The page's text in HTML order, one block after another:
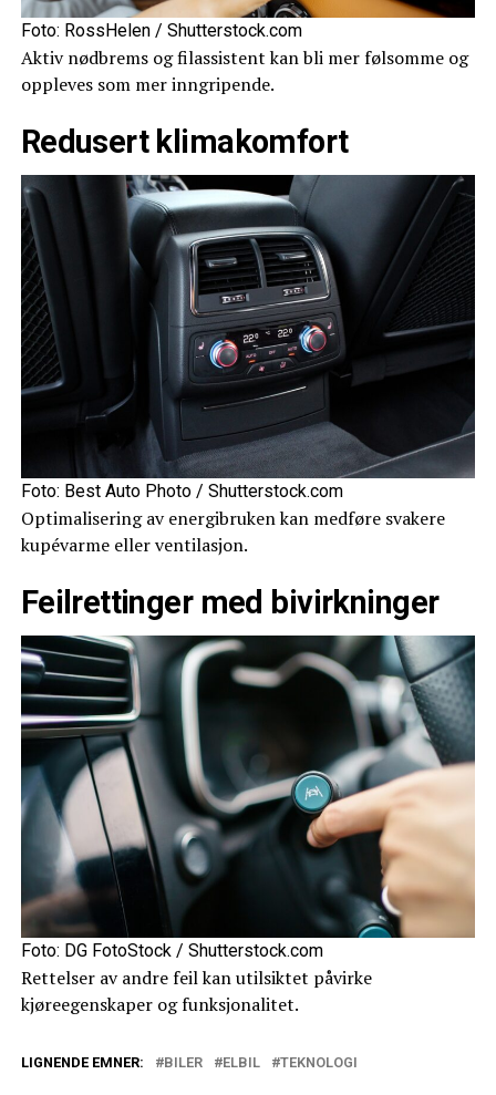
Foto: RossHelen / Shutterstock.com
Aktiv nødbrems og filassistent kan bli mer følsomme og
oppleves som mer inngripende.
Redusert klimakomfort
Foto: Best Auto Photo / Shutterstock.com
Optimalisering av energibruken kan medføre svakere
kupévarme eller ventilasjon.
Feilrettinger med bivirkninger
Foto: DG FotoStock / Shutterstock.com
Rettelser av andre feil kan utilsiktet påvirke
kjøreegenskaper og funksjonalitet.
LIGNENDE EMNER: BILER ELBIL TEKNOLOGI